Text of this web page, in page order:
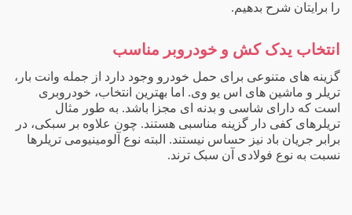
را برایتان شرح بدهیم.
انتخاب یدک کش و خودروبر مناسب
گزینه های متنوعی برای حمل خودرو وجود دارد از جمله وانت بار،
تریلر و ماشین های اس یو وی. اما بهترین انتخاب، خودروبری
است که دارای شاسی و بدنه ای مجزا باشد. به طور مثال
تریلرهای کفی دار گزینه مناسبی هستند. چون علاوه بر سبکی، در
برابر جریان باد نیز حساس نیستند. البته نوع آلومینیومی تریلرها
نسبت به نوع فولادی آن سبک ترند.